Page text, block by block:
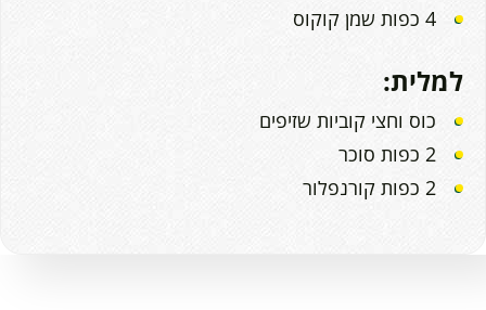
4 כפות שמן קוקוס
למלית:
כוס וחצי קוביות שזיפים
2 כפות סוכר
2 כפות קורנפלור